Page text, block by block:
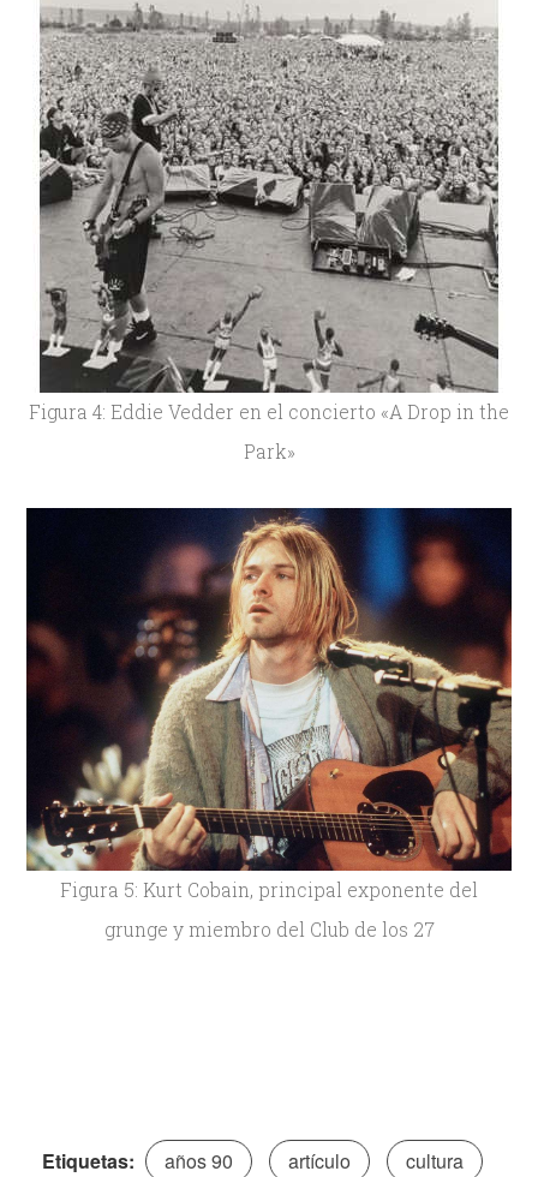
Figura 4: Eddie Vedder en el concierto «A Drop in the
Park»
Figura 5: Kurt Cobain, principal exponente del
grunge y miembro del Club de los 27
Etiquetas: años 90 artículo
cultura